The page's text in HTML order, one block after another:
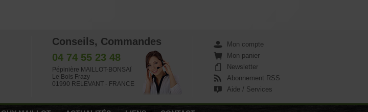
Conseils, Commandes
04 74 55 23 48
Pépinière MAILLOT-BONSAÏ
Le Bois Frazy
01990 RELEVANT - FRANCE
Mon compte
Mon panier
Newsletter
Abonnement RSS
Aide / Services